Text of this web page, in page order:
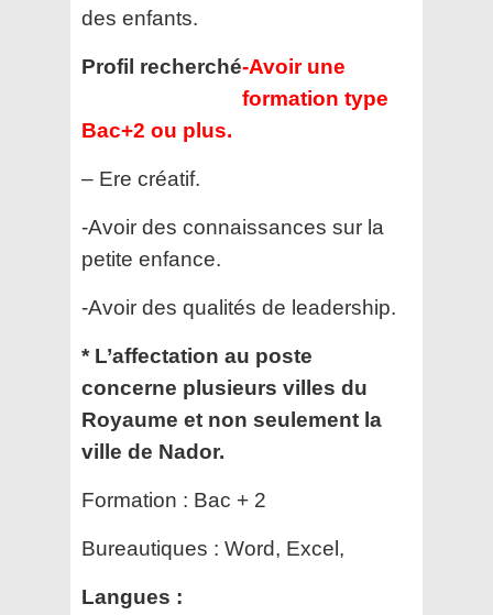
des enfants.
Profil recherché-Avoir une
formation type
Bac+2 ou plus.
– Ere créatif.
-Avoir des connaissances sur la
petite enfance.
-Avoir des qualités de leadership.
* L’affectation au poste
concerne plusieurs villes du
Royaume et non seulement la
ville de Nador.
Formation : Bac + 2
Bureautiques : Word, Excel,
Langues :